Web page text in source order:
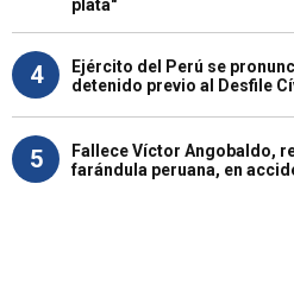
plata"
4
Ejército del Perú se
detenido previo al Desfile
5
Fallece Víctor Angobaldo,
farándula peruana, en